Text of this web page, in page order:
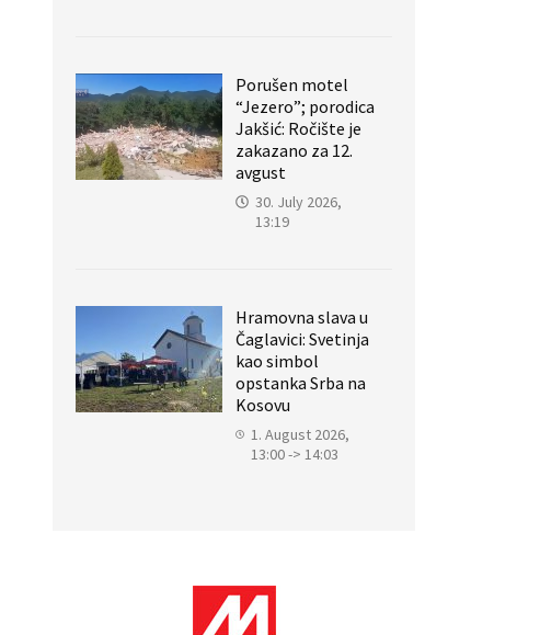
Porušen motel
“Jezero”; porodica
Jakšić: Ročište je
zakazano za 12.
avgust
30. July 2026,
13:19
Hramovna slava u
Čaglavici: Svetinja
kao simbol
opstanka Srba na
Kosovu
1. August 2026,
13:00 -> 14:03